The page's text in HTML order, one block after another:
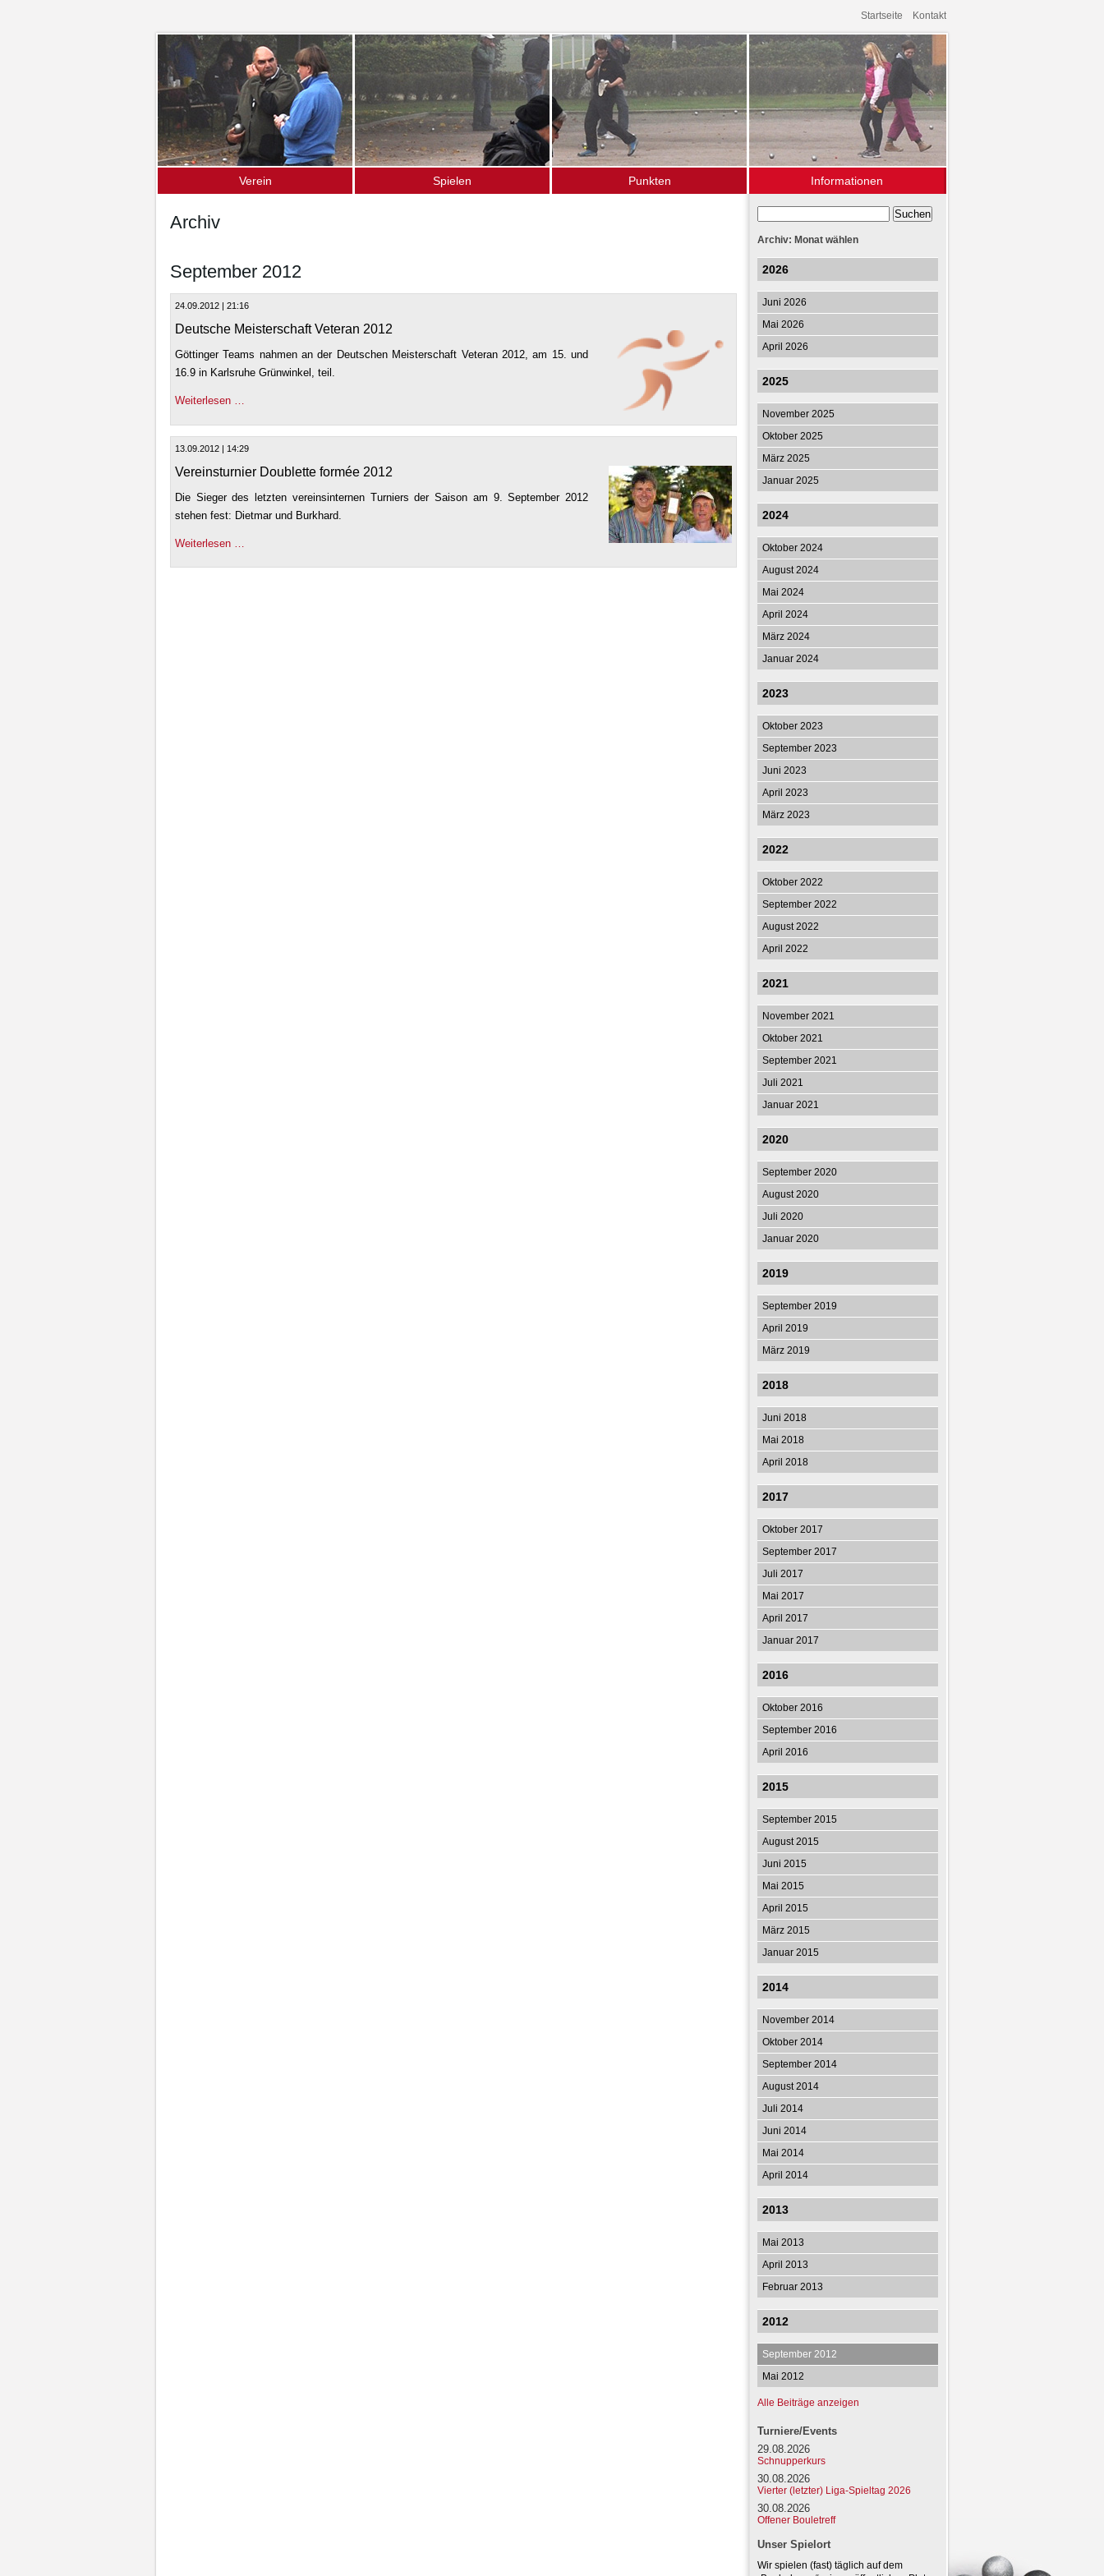
Startseite Kontakt
Verein Spielen Punkten
Informationen
Archiv
Links
Archiv
September 2012
24.09.2012 | 21:16
Deutsche Meisterschaft Veteran 2012
Göttinger Teams nahmen an der Deutschen Meisterschaft Veteran 2012, am 15. und
16.9 in Karlsruhe Grünwinkel, teil.
Weiterlesen …
13.09.2012 | 14:29
Vereinsturnier Doublette formée 2012
Die Sieger des letzten vereinsinternen Turniers der Saison am 9. September 2012
stehen fest: Dietmar und Burkhard.
Weiterlesen …
Archiv: Monat wählen
2026
Juni 2026
Mai 2026
April 2026
2025
November 2025
Oktober 2025
März 2025
Januar 2025
2024
Oktober 2024
August 2024
Mai 2024
April 2024
März 2024
Januar 2024
2023
Oktober 2023
September 2023
Juni 2023
April 2023
März 2023
2022
Oktober 2022
September 2022
August 2022
April 2022
2021
November 2021
Oktober 2021
September 2021
Juli 2021
Januar 2021
2020
September 2020
August 2020
Juli 2020
Januar 2020
2019
September 2019
April 2019
März 2019
2018
Juni 2018
Mai 2018
April 2018
2017
Oktober 2017
September 2017
Juli 2017
Mai 2017
April 2017
Januar 2017
2016
Oktober 2016
September 2016
April 2016
2015
September 2015
August 2015
Juni 2015
Mai 2015
April 2015
März 2015
Januar 2015
2014
November 2014
Oktober 2014
September 2014
August 2014
Juli 2014
Juni 2014
Mai 2014
April 2014
2013
Mai 2013
April 2013
Februar 2013
2012
September 2012
Mai 2012
Alle Beiträge anzeigen
Turniere/Events
29.08.2026
Schnupperkurs
30.08.2026
Vierter (letzter) Liga-Spieltag 2026
30.08.2026
Offener Bouletreff
Unser Spielort
Wir spielen (fast) täglich auf dem